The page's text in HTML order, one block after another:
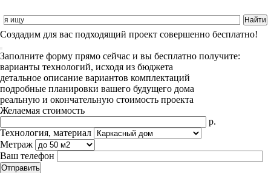
Cоздадим для вас подходящий проект совершенно бесплатно!
Заполните форму прямо сейчас и вы бесплатно получите:
варианты технологий, исходя из бюджета
детальное описание вариантов комплектаций
подробные планировки вашего будущего дома
реальную и окончательную стоимость проекта
Желаемая стоимость
р.
Технология, материал
Метраж
Ваш телефон